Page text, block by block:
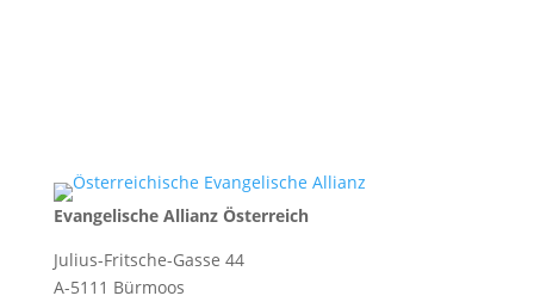
Evangelische Allianz Österreich
Julius-Fritsche-Gasse 44
A-5111 Bürmoos